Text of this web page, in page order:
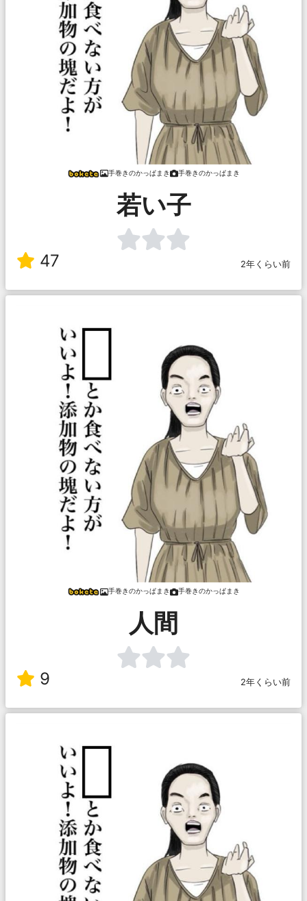
手巻きのかっぱまき 手巻きのかっぱまき
若い子
47 2年くらい前
手巻きのかっぱまき 手巻きのかっぱまき
人間
9 2年くらい前